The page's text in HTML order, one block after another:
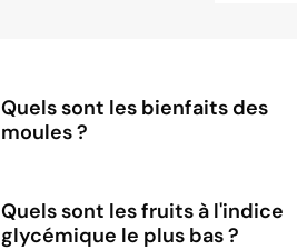
Quels sont les bienfaits des
moules ?
Quels sont les fruits à l'indice
glycémique le plus bas ?